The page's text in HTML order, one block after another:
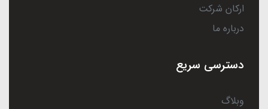
ارکان شرکت
درباره ما
دسترسی سریع
وبلاگ